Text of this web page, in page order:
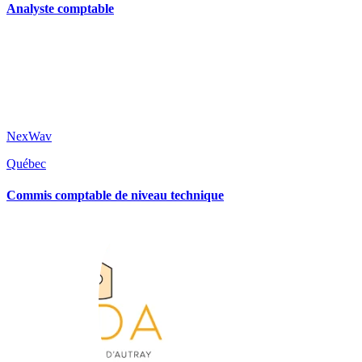
Analyste comptable
NexWav
Québec
Commis comptable de niveau technique